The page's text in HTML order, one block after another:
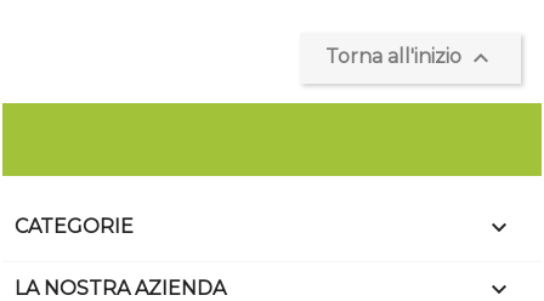
Torna all'inizio 
CATEGORIE 
LA NOSTRA AZIENDA 